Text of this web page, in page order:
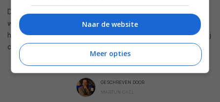
De voorraad van de Medion LifeTab S9512 tablets zal
wederom weer niet heel groot zijn dus mocht je interesse
hebben is het verstandig morgen even een kijkje te nemen bij
de Aldi.
GESCHREVEN DOOR
MARTIJN CHEL
Naar de website
Meer opties